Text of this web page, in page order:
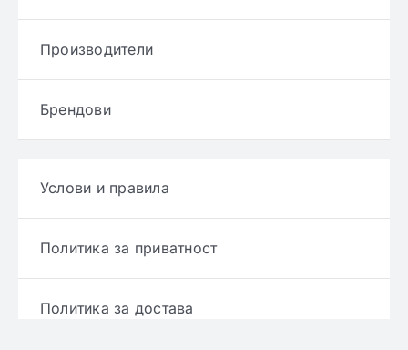
Производители
Брендови
Услови и правила
Политика за приватност
Политика за достава